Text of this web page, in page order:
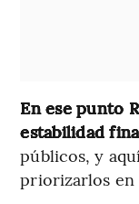
En ese punto
estabilidad
públicos, y
priorizarlos en